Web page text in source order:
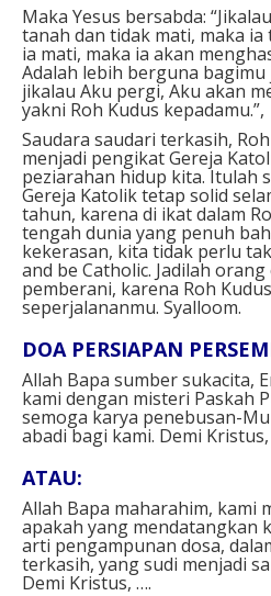
Maka Yesus bersabda:
tanah dan tidak mati, maka
ia mati, maka ia akan
Adalah lebih berguna
jikalau Aku pergi, Aku akan
yakni Roh Kudus kepadamu.”,
Saudara saudari terkasih,
menjadi pengikat Gereja
peziarahan hidup kita. Itulah
Gereja Katolik tetap solid
tahun, karena di ikat dalam
tengah dunia yang penuh
kekerasan, kita tidak perlu
and be Catholic. Jadilah
pemberani, karena Roh
seperjalananmu. Syalloom.
DOA PERSIAPAN
Allah Bapa sumber sukacita,
kami dengan misteri Paskah
semoga karya penebusan-
abadi bagi kami. Demi
ATAU:
Allah Bapa maharahim, kami
apakah yang mendatangkan
arti pengampunan dosa,
terkasih, yang sudi menjadi
Demi Kristus, ….